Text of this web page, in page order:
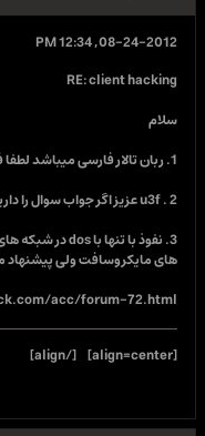
08-24-2012, 12:34 PM
RE: client hacking
سلام
1. ربان تالار فارسی میباشد لطفا فارسی تایپ کنید .
2 . u3f عزیز اگر جواب سوال را دارید جواب بدهید وگرنه اسپم ندهید .
های مایکروسافت ولی پیشنهاد
acc/forum-72.html
[align=center]
[/align]